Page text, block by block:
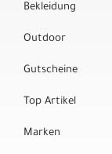
Bekleidung
Outdoor
Gutscheine
Top Artikel
Marken